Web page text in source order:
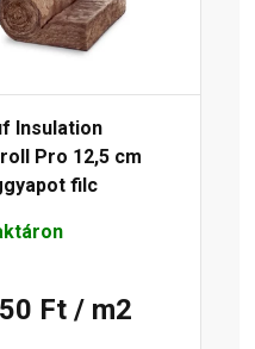
Insulation
Pro 12,5 cm
filc
Ft / m2